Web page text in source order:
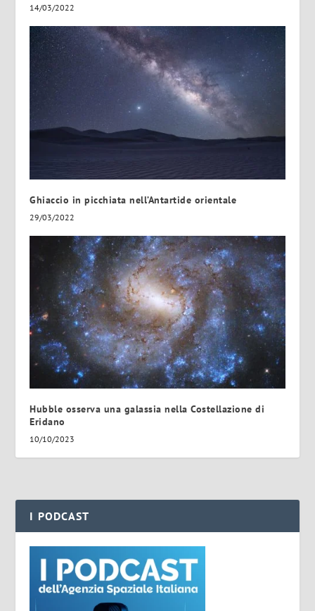
14/03/2022
Ghiaccio in picchiata nell’Antartide orientale
29/03/2022
Hubble osserva una galassia nella Costellazione di
Eridano
10/10/2023
I PODCAST